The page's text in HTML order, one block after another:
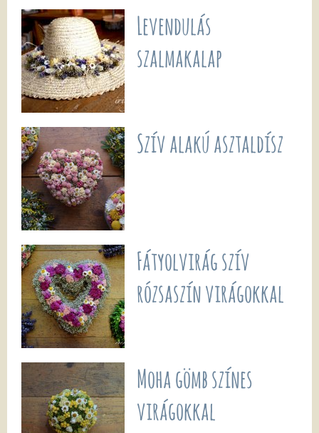
Levendulás
szalmakalap
Szív alakú asztaldísz
Fátyolvirág szív
rózsaszín virágokkal
Moha gömb színes
virágokkal